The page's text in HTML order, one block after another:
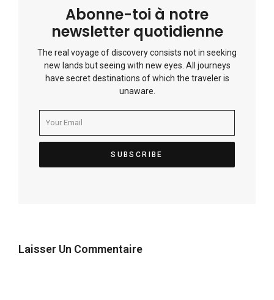
Abonne-toi à notre
newsletter quotidienne
The real voyage of discovery consists not in seeking
new lands but seeing with new eyes. All journeys
have secret destinations of which the traveler is
unaware.
Laisser Un Commentaire